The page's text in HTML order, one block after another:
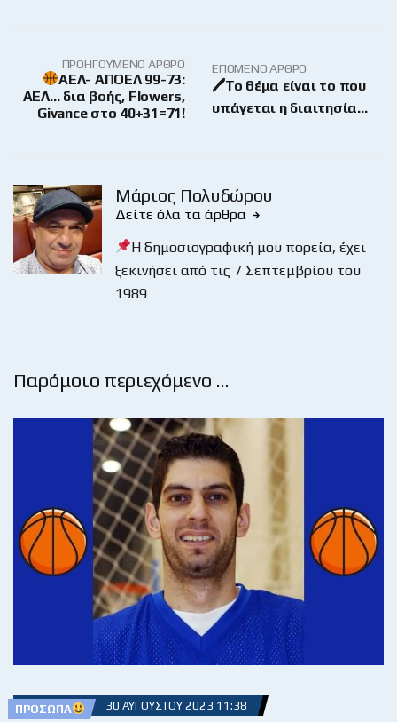
ΠΡΟΗΓΟΎΜΕΝΟ ΆΡΘΡΟ
ΑΕΛ- ΑΠΟΕΛ 99-73:
ΑΕΛ… δια βοής, Flowers,
Givance στο 40+31=71!
ΕΠΌΜΕΝΟ ΆΡΘΡΟ
🖊Το θέμα είναι το που
υπάγεται η διαιτησία…
Μάριος Πολυδώρου
Δείτε όλα τα άρθρα
Η δημοσιογραφική μου πορεία, έχει
ξεκινήσει από τις 7 Σεπτεμβρίου του
1989
Παρόμοιο περιεχόμενο …
ΠΡΌΣΩΠΑ 30 ΑΥΓΟΎΣΤΟΥ 2023 11:38